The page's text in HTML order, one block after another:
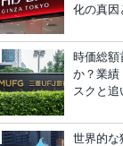
化の真因
時価総額
か？業績
スクと追
世界的な